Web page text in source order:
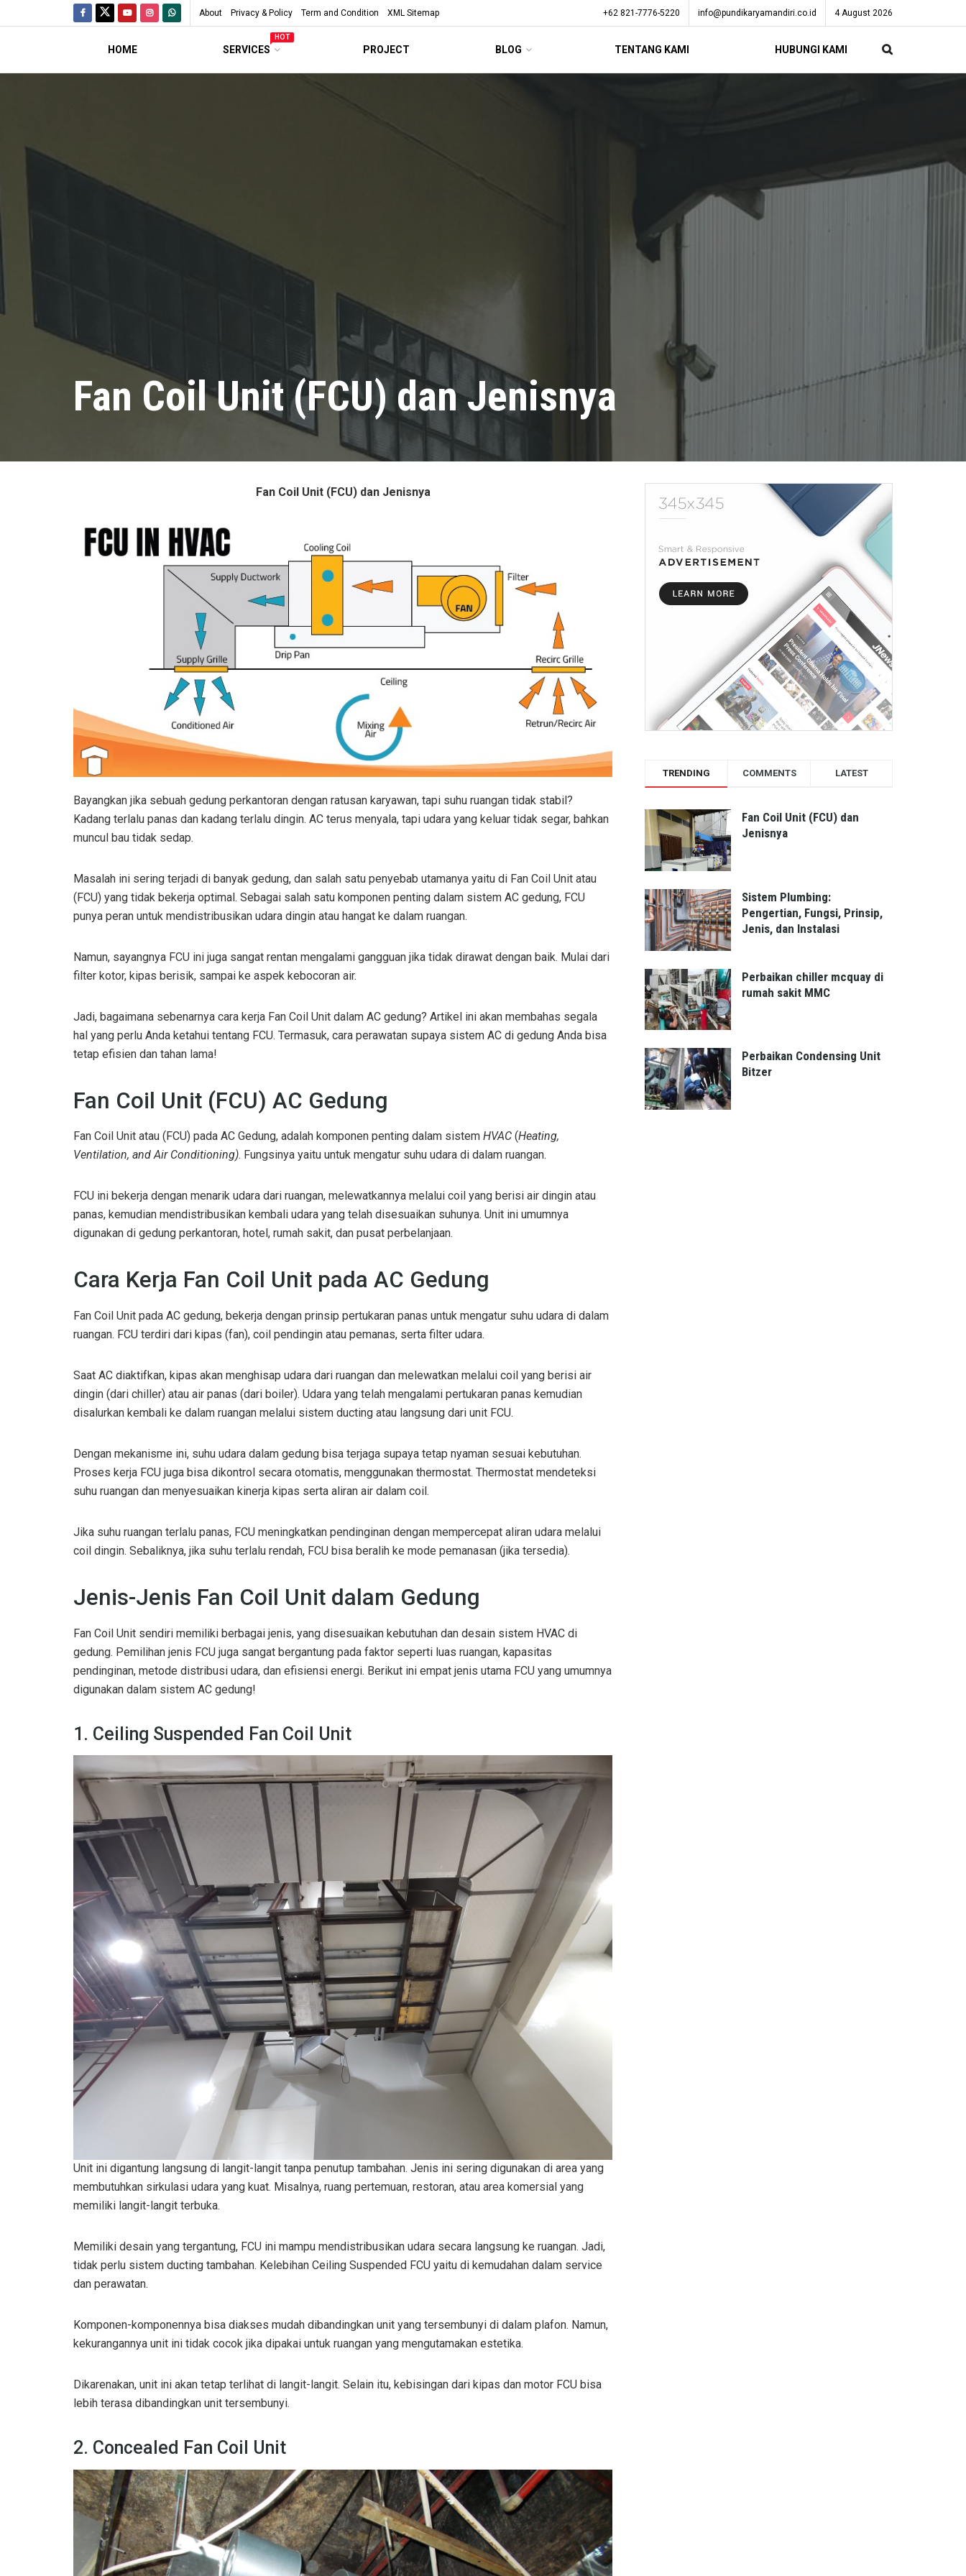
About Privacy & Policy Term and Condition XML Sitemap +62 821-7776-5220 info@pundikaryamandiri.co.id 4 August 2026
HOME SERVICES
HOT
PROJECT BLOG TENTANG KAMI HUBUNGI KAMI
Fan Coil Unit (FCU) dan Jenisnya
Fan Coil Unit (FCU) dan Jenisnya
Bayangkan jika sebuah gedung perkantoran dengan ratusan karyawan, tapi suhu ruangan tidak stabil?
Kadang terlalu panas dan kadang terlalu dingin. AC terus menyala, tapi udara yang keluar tidak segar, bahkan
muncul bau tidak sedap.
Masalah ini sering terjadi di banyak gedung, dan salah satu penyebab utamanya yaitu di Fan Coil Unit atau
(FCU) yang tidak bekerja optimal. Sebagai salah satu komponen penting dalam sistem AC gedung, FCU
punya peran untuk mendistribusikan udara dingin atau hangat ke dalam ruangan.
Namun, sayangnya FCU ini juga sangat rentan mengalami gangguan jika tidak dirawat dengan baik. Mulai dari
filter kotor, kipas berisik, sampai ke aspek kebocoran air.
Jadi, bagaimana sebenarnya cara kerja Fan Coil Unit dalam AC gedung? Artikel ini akan membahas segala
hal yang perlu Anda ketahui tentang FCU. Termasuk, cara perawatan supaya sistem AC di gedung Anda bisa
tetap efisien dan tahan lama!
Fan Coil Unit (FCU) AC Gedung
Fan Coil Unit atau (FCU) pada AC Gedung, adalah komponen penting dalam sistem HVAC (Heating,
Ventilation, and Air Conditioning). Fungsinya yaitu untuk mengatur suhu udara di dalam ruangan.
FCU ini bekerja dengan menarik udara dari ruangan, melewatkannya melalui coil yang berisi air dingin atau
panas, kemudian mendistribusikan kembali udara yang telah disesuaikan suhunya. Unit ini umumnya
digunakan di gedung perkantoran, hotel, rumah sakit, dan pusat perbelanjaan.
Cara Kerja Fan Coil Unit pada AC Gedung
Fan Coil Unit pada AC gedung, bekerja dengan prinsip pertukaran panas untuk mengatur suhu udara di dalam
ruangan. FCU terdiri dari kipas (fan), coil pendingin atau pemanas, serta filter udara.
Saat AC diaktifkan, kipas akan menghisap udara dari ruangan dan melewatkan melalui coil yang berisi air
dingin (dari chiller) atau air panas (dari boiler). Udara yang telah mengalami pertukaran panas kemudian
disalurkan kembali ke dalam ruangan melalui sistem ducting atau langsung dari unit FCU.
Dengan mekanisme ini, suhu udara dalam gedung bisa terjaga supaya tetap nyaman sesuai kebutuhan.
Proses kerja FCU juga bisa dikontrol secara otomatis, menggunakan thermostat. Thermostat mendeteksi
suhu ruangan dan menyesuaikan kinerja kipas serta aliran air dalam coil.
Jika suhu ruangan terlalu panas, FCU meningkatkan pendinginan dengan mempercepat aliran udara melalui
coil dingin. Sebaliknya, jika suhu terlalu rendah, FCU bisa beralih ke mode pemanasan (jika tersedia).
Jenis-Jenis Fan Coil Unit dalam Gedung
Fan Coil Unit sendiri memiliki berbagai jenis, yang disesuaikan kebutuhan dan desain sistem HVAC di
gedung. Pemilihan jenis FCU juga sangat bergantung pada faktor seperti luas ruangan, kapasitas
pendinginan, metode distribusi udara, dan efisiensi energi. Berikut ini empat jenis utama FCU yang umumnya
digunakan dalam sistem AC gedung!
1. Ceiling Suspended Fan Coil Unit
Unit ini digantung langsung di langit-langit tanpa penutup tambahan. Jenis ini sering digunakan di area yang
membutuhkan sirkulasi udara yang kuat. Misalnya, ruang pertemuan, restoran, atau area komersial yang
memiliki langit-langit terbuka.
Memiliki desain yang tergantung, FCU ini mampu mendistribusikan udara secara langsung ke ruangan. Jadi,
tidak perlu sistem ducting tambahan. Kelebihan Ceiling Suspended FCU yaitu di kemudahan dalam service
dan perawatan.
Komponen-komponennya bisa diakses mudah dibandingkan unit yang tersembunyi di dalam plafon. Namun,
kekurangannya unit ini tidak cocok jika dipakai untuk ruangan yang mengutamakan estetika.
Dikarenakan, unit ini akan tetap terlihat di langit-langit. Selain itu, kebisingan dari kipas dan motor FCU bisa
lebih terasa dibandingkan unit tersembunyi.
2. Concealed Fan Coil Unit
TRENDING COMMENTS LATEST
Fan Coil Unit (FCU) dan
Jenisnya
Sistem Plumbing:
Pengertian, Fungsi, Prinsip,
Jenis, dan Instalasi
Perbaikan chiller mcquay di
rumah sakit MMC
Perbaikan Condensing Unit
Bitzer